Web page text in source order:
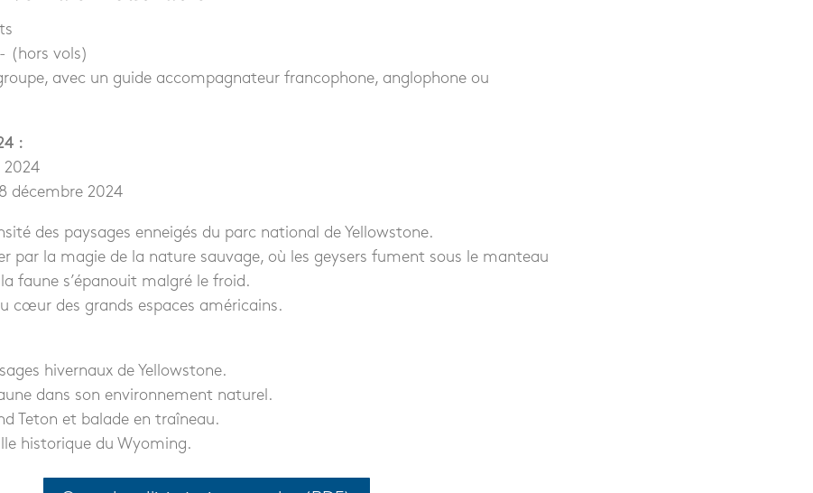
(hors vols)
avec un guide accompagnateur francophone, anglophone ou
:
2024
décembre 2024
des paysages enneigés du parc national de Yellowstone.
par la magie de la nature sauvage, où les geysers fument sous le manteau
faune s’épanouit malgré le froid.
cœur des grands espaces américains.
hivernaux de Yellowstone.
dans son environnement naturel.
Teton et balade en traîneau.
historique du Wyoming.